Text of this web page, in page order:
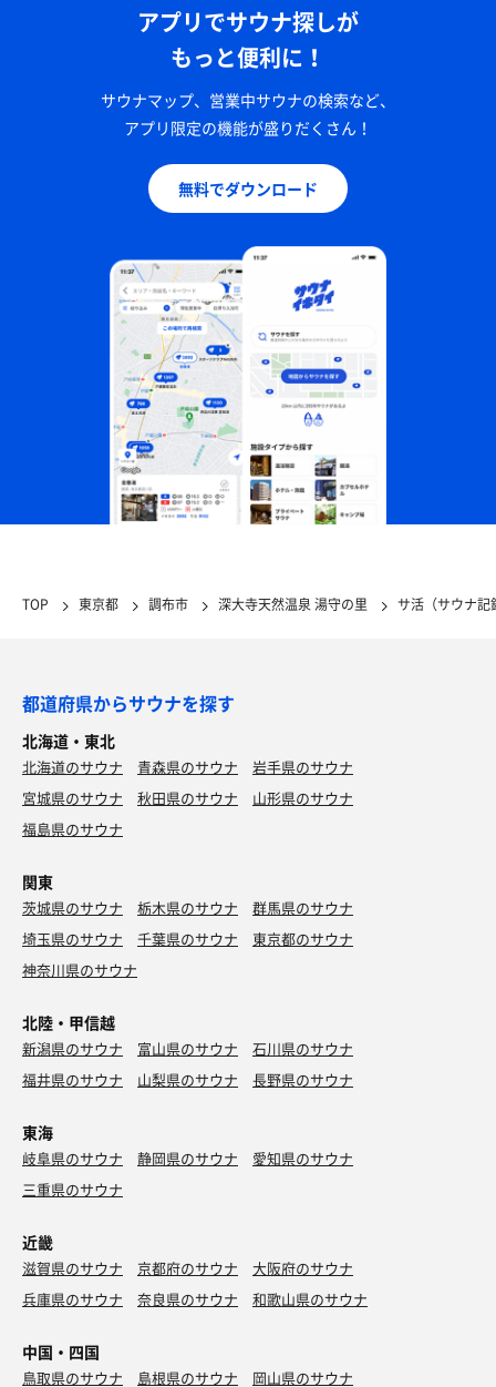
アプリでサウナ探しが
もっと便利に！
サウナマップ、営業中サウナの検索など、
アプリ限定の機能が盛りだくさん！
無料でダウンロード
TOP 東京都 調布市 深大寺天然温泉 湯守の里 サ活（サウナ記
都道府県からサウナを探す
北海道・東北
北海道のサウナ 青森県のサウナ
岩手県のサウナ
宮城県のサウナ
秋田県のサウナ
山形県のサウナ
福島県のサウナ
関東
茨城県のサウナ 栃木県のサウナ
群馬県のサウナ
埼玉県のサウナ
千葉県のサウナ
東京都のサウナ
神奈川県のサウナ
北陸・甲信越
新潟県のサウナ 富山県のサウナ
石川県のサウナ
福井県のサウナ
山梨県のサウナ 長野県のサウナ
東海
岐阜県のサウナ 静岡県のサウナ
愛知県のサウナ
三重県のサウナ
近畿
滋賀県のサウナ 京都府のサウナ
大阪府のサウナ
兵庫県のサウナ
奈良県のサウナ 和歌山県のサウナ
中国・四国
鳥取県のサウナ 島根県のサウナ
岡山県のサウナ